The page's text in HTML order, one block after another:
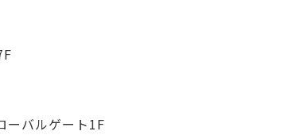
ーバルゲート1F